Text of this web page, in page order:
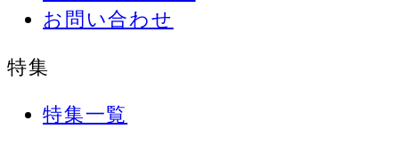
お問い合わせ
特集
特集一覧